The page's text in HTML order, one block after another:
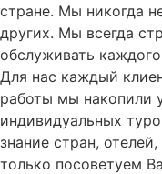
стране. Мы никогда
других. Мы всегда
обслуживать
Для нас каждый
работы мы накопили
индивидуальных
знание стран,
только посоветуем